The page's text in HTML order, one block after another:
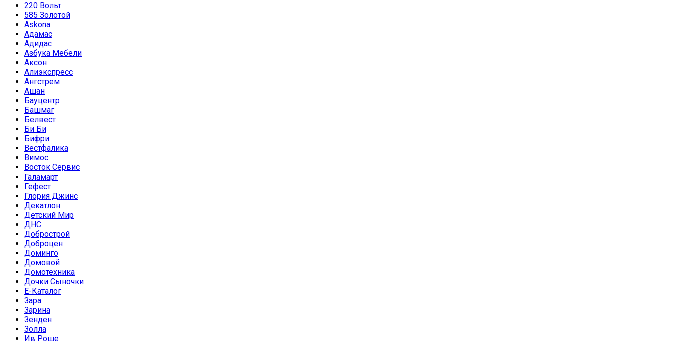
220 Вольт
585 Золотой
Askona
Адамас
Адидас
Азбука Мебели
Аксон
Алиэкспресс
Ангстрем
Ашан
Бауцентр
Башмаг
Белвест
Би Би
Бифри
Вестфалика
Вимос
Восток Сервис
Галамарт
Гефест
Глория Джинс
Декатлон
Детский Мир
ДНС
Добрострой
Доброцен
Доминго
Домовой
Домотехника
Дочки Сыночки
Е-Каталог
Зара
Зарина
Зенден
Золла
Ив Роше